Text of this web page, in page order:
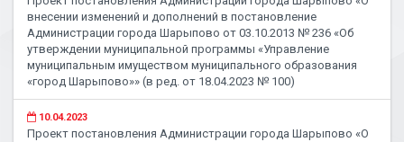
внесении изменений и дополнений в постановление
Администрации города Шарыпово от 03.10.2013 № 236 «Об
утверждении муниципальной программы «Управление
муниципальным имуществом муниципального образования
«город Шарыпово»» (в ред. от 18.04.2023 № 100)
10.04.2023
Проект постановления Администрации города Шарыпово «О